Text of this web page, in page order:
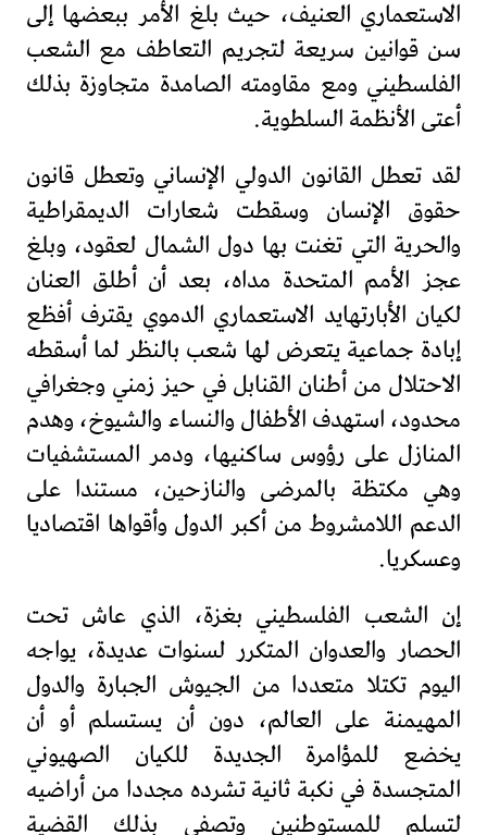
الاستعماري العنيف، حيث بلغ الأمر ببعضها إلى
سن قوانين سريعة لتجريم التعاطف مع الشعب
الفلسطيني ومع مقاومته الصامدة متجاوزة بذلك
أعتى الأنظمة السلطوية.
لقد تعطل القانون الدولي الإنساني وتعطل قانون
حقوق الإنسان وسقطت شعارات الديمقراطية
والحرية التي تغنت بها دول الشمال لعقود، وبلغ
عجز الأمم المتحدة مداه، بعد أن أطلق العنان
لكيان الأبارتهايد الاستعماري الدموي يقترف أفظع
إبادة جماعية يتعرض لها شعب بالنظر لما أسقطه
الاحتلال من أطنان القنابل في حيز زمني وجغرافي
محدود، استهدف الأطفال والنساء والشيوخ، وهدم
المنازل على رؤوس ساكنيها، ودمر المستشفيات
وهي مكتظة بالمرضى والنازحين، مستندا على
الدعم اللامشروط من أكبر الدول وأقواها اقتصاديا
وعسكريا.
إن الشعب الفلسطيني بغزة، الذي عاش تحت
الحصار والعدوان المتكرر لسنوات عديدة، يواجه
اليوم تكتلا متعددا من الجيوش الجبارة والدول
المهيمنة على العالم، دون أن يستسلم أو أن
يخضع للمؤامرة الجديدة للكيان الصهيوني
المتجسدة في نكبة ثانية تشرده مجددا من أراضيه
لتسلم للمستوطنين وتصفي بذلك القضية